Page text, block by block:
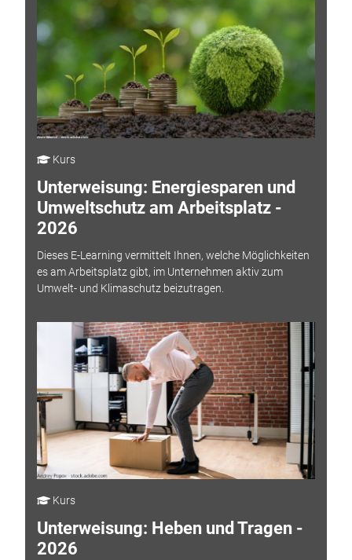
Kurs
Unterweisung: Energiesparen und
Umweltschutz am Arbeitsplatz -
2026
Dieses E-Learning vermittelt Ihnen, welche Möglichkeiten
es am Arbeitsplatz gibt, im Unternehmen aktiv zum
Umwelt- und Klimaschutz beizutragen.
Kurs
Unterweisung: Heben und Tragen -
2026